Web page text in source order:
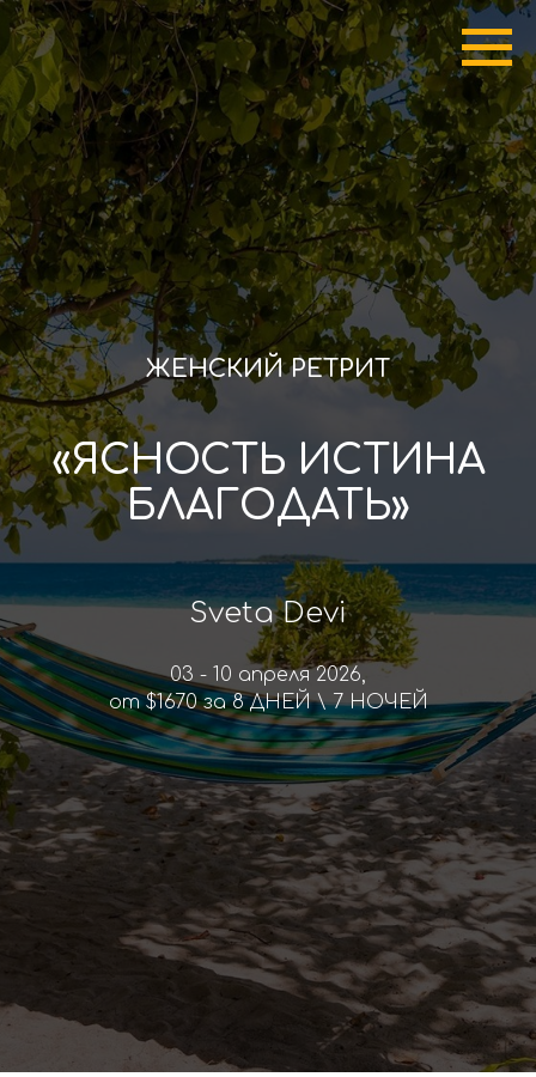
ЖЕНСКИЙ РЕТРИТ
«ЯСНОСТЬ ИСТИНА
БЛАГОДАТЬ»
Sveta Devi
03 - 10 апреля 2026,
от $1670 за 8 ДНЕЙ \ 7 НОЧЕЙ